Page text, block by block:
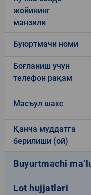
жойининг
манзили
Буюртмачи номи
Боғланиш учун
телефон рақам
Масъул шахс
Қанча муддатга
берилиши (ой)
Buyurtmachi
Lot hujjatlari